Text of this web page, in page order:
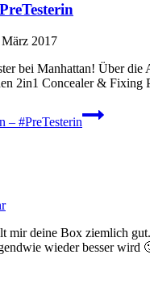
März 2017
bei Manhattan! Über die
2in1 Concealer &
– #PreTesterin
mir deine Box ziemlich
wieder besser wird